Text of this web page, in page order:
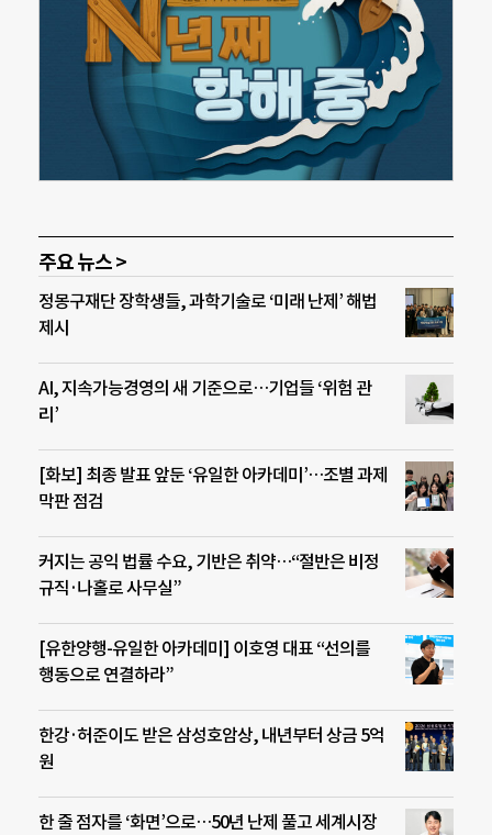
주요 뉴스 >
정몽구재단 장학생들, 과학기술로 ‘미래 난제’ 해법
제시
AI, 지속가능경영의 새 기준으로…기업들 ‘위험 관
리’
[화보] 최종 발표 앞둔 ‘유일한 아카데미’…조별 과제
막판 점검
커지는 공익 법률 수요, 기반은 취약…“절반은 비정
규직·나홀로 사무실”
[유한양행-유일한 아카데미] 이호영 대표 “선의를
행동으로 연결하라”
한강·허준이도 받은 삼성호암상, 내년부터 상금 5억
원
한 줄 점자를 ‘화면’으로…50년 난제 풀고 세계시장